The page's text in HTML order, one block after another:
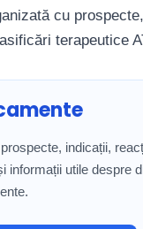
cu
terapeutice
indicații,
informații utile despre